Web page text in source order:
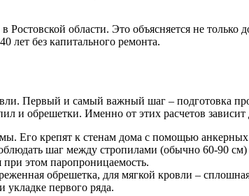
области. Это объясняется не только
лет без капитального ремонта.
Первый и самый важный шаг – подготовка
и обрешетки. Именно от этих расчетов зависит
Его крепят к стенам дома с помощью
шаг между стропилами (обычно 60-90 см)
этом паропроницаемость.
обрешетка, для мягкой кровли –
первого ряда.